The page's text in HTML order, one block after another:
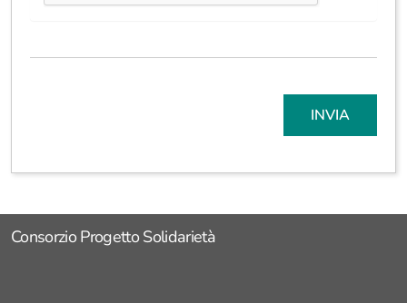
INVIA
Consorzio Progetto Solidarietà